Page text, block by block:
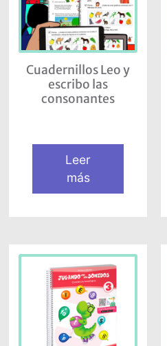
Cuadernillos Leo y
escribo las
consonantes
Leer
más